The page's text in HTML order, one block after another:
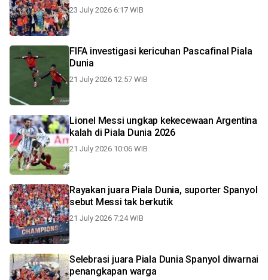
23 July 2026 6:17 WIB
FIFA investigasi kericuhan Pascafinal Piala
Dunia
21 July 2026 12:57 WIB
Lionel Messi ungkap kekecewaan Argentina
kalah di Piala Dunia 2026
21 July 2026 10:06 WIB
Rayakan juara Piala Dunia, suporter Spanyol
sebut Messi tak berkutik
21 July 2026 7:24 WIB
Selebrasi juara Piala Dunia Spanyol diwarnai
penangkapan warga